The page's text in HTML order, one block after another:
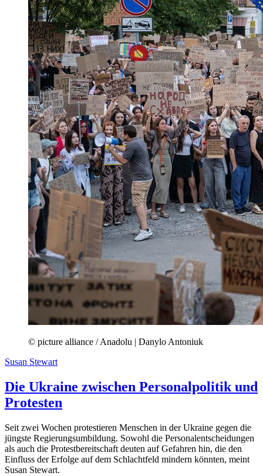
© picture alliance / Anadolu | Danylo Antoniuk
Susan Stewart
Die Ukraine zwischen Personalpolitik und
Protesten
Seit zwei Wochen protestieren Menschen in der Ukraine gegen die
jüngste Regierungsumbildung. Sowohl die Personalentscheidungen
als auch die Protestbereitschaft deuten auf Gefahren hin, die den
Einfluss der Erfolge auf dem Schlachtfeld mindern könnten, meint
Susan Stewart.